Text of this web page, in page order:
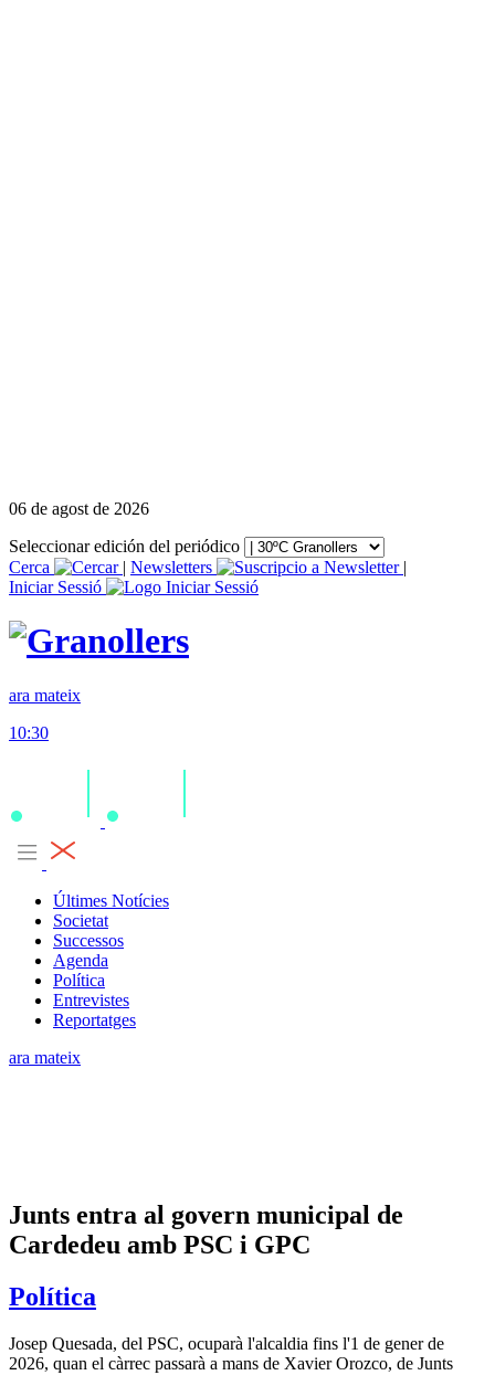
06 de agost de 2026
Seleccionar edición del periódico
Cerca
| Newsletters
|
Iniciar Sessió
ara mateix
10:30
Últimes Notícies
Societat
Successos
Agenda
Política
Entrevistes
Reportatges
ara mateix
Junts entra al govern municipal de
Cardedeu amb PSC i GPC
Política
Josep Quesada, del PSC, ocuparà l'alcaldia fins l'1 de gener de
2026, quan el càrrec passarà a mans de Xavier Orozco, de Junts